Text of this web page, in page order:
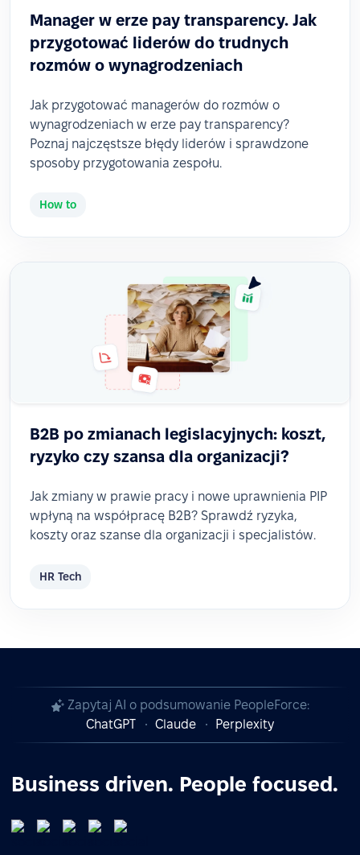
Manager w erze pay transparency. Jak
przygotować liderów do trudnych
rozmów o wynagrodzeniach
Jak przygotować managerów do rozmów o
wynagrodzeniach w erze pay transparency?
Poznaj najczęstsze błędy liderów i sprawdzone
sposoby przygotowania zespołu.
How to
B2B po zmianach legislacyjnych: koszt,
ryzyko czy szansa dla organizacji?
Jak zmiany w prawie pracy i nowe uprawnienia PIP
wpłyną na współpracę B2B? Sprawdź ryzyka,
koszty oraz szanse dla organizacji i specjalistów.
HR Tech
Zapytaj AI o podsumowanie PeopleForce:
ChatGPT
Claude Perplexity
Business driven. People focused.